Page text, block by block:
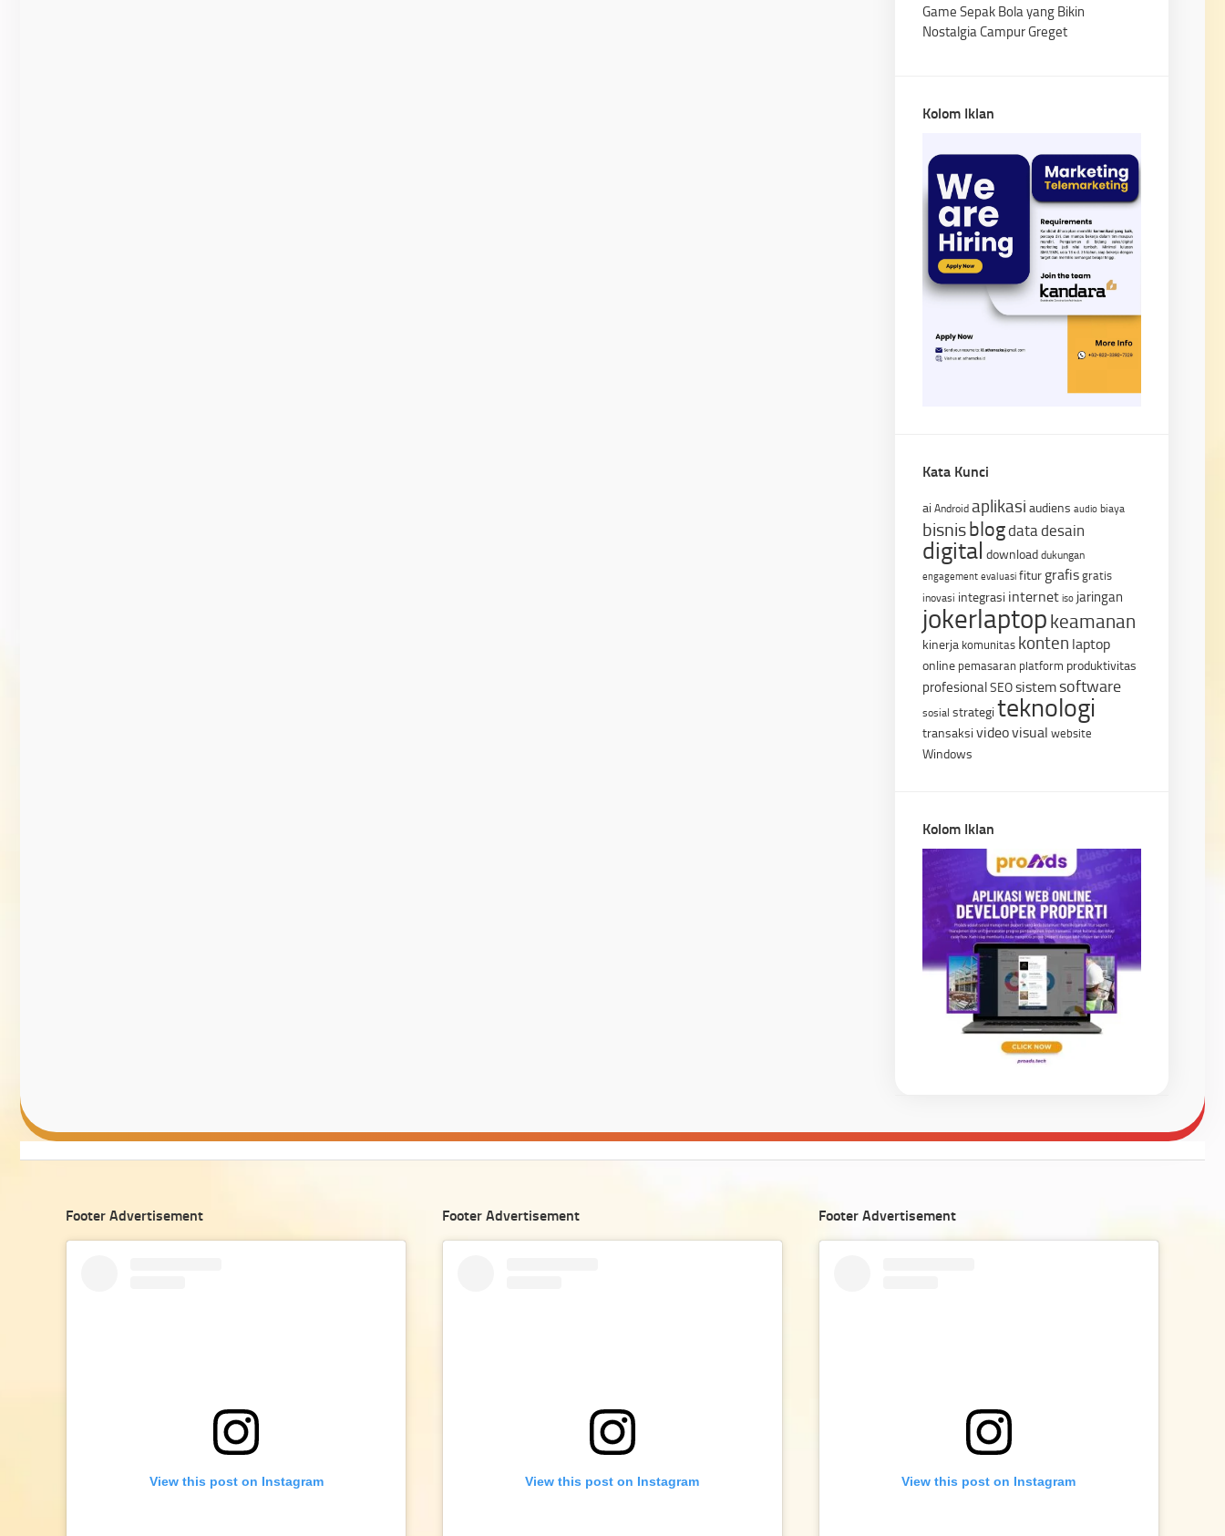
Game Sepak Bola yang Bikin
Nostalgia Campur Greget
Kolom Iklan
Kata Kunci
ai Android aplikasi audiens audio biaya
bisnisblogdata desain
digital download dukungan
engagement evaluasi fitur grafis gratis
inovasi integrasi internet iso jaringan
jokerlaptop keamanan
kinerja komunitas konten laptop
online pemasaran platform produktivitas
profesionalSEOsistemsoftware
sosial strategi teknologi
transaksi videovisual website
Windows
Kolom Iklan
Footer Advertisement
View this post on Instagram
Footer Advertisement
View this post on Instagram
Footer Advertisement
View this post on Instagram